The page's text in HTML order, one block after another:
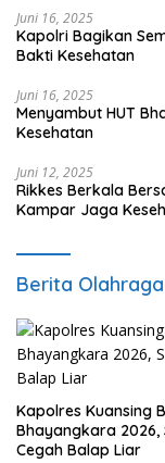
Juni 16, 2025
Kapolri Bagikan
Bakti Kesehatan
Juni 16, 2025
Menyambut HUT
Kesehatan
Juni 12, 2025
Rikkes Berkala
Kampar Jaga
Berita Olahraga
Kapolres Kuansing
Bhayangkara 2026,
Cegah Balap Liar